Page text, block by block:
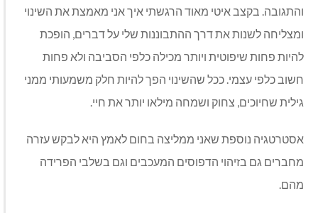
והתגובה. בקצב איטי מאוד הרגשתי איך אני מאמצת את השינוי
ומצליחה לשנות את דרך ההתבוננות שלי על דברים, הופכת
להיות פחות שיפוטית ויותר מכילה כלפי הסביבה ולא פחות
חשוב כלפי עצמי. ככל שהשינוי הפך להיות חלק משמעותי ממני
גילית שחיוכים, צחוק ושמחה מילאו יותר את חיי.
אסטרטגיה נוספת שאני ממליצה בחום לאמץ היא לבקש עזרה
מחברים גם בזיהוי הדפוסים המעכבים וגם בשלבי הפרידה
מהם.